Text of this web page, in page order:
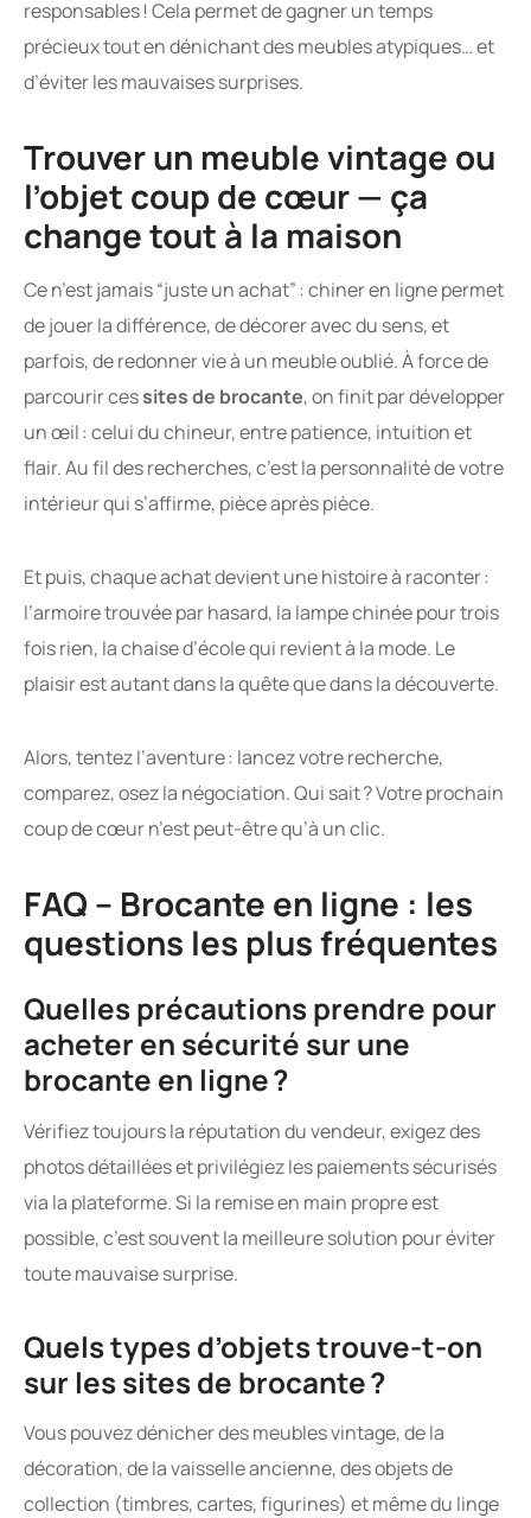
responsables ! Cela permet de gagner un temps
précieux tout en dénichant des meubles atypiques… et
d’éviter les mauvaises surprises.
Trouver un meuble vintage ou
l’objet coup de cœur — ça
change tout à la maison
Ce n’est jamais “juste un achat” : chiner en ligne permet
de jouer la différence, de décorer avec du sens, et
parfois, de redonner vie à un meuble oublié. À force de
parcourir cessites de brocante, on finit par développer
un œil : celui du chineur, entre patience, intuition et
flair. Au fil des recherches, c’est la personnalité de votre
intérieur qui s’affirme, pièce après pièce.
Et puis, chaque achat devient une histoire à raconter :
l’armoire trouvée par hasard, la lampe chinée pour trois
fois rien, la chaise d’école qui revient à la mode. Le
plaisir est autant dans la quête que dans la découverte.
Alors, tentez l’aventure : lancez votre recherche,
comparez, osez la négociation. Qui sait ? Votre prochain
coup de cœur n’est peut-être qu’à un clic.
FAQ – Brocante en ligne : les
questions les plus fréquentes
Quelles précautions prendre pour
acheter en sécurité sur une
brocante en ligne ?
Vérifiez toujours la réputation du vendeur, exigez des
photos détaillées et privilégiez les paiements sécurisés
via la plateforme. Si la remise en main propre est
possible, c’est souvent la meilleure solution pour éviter
toute mauvaise surprise.
Quels types d’objets trouve-t-on
sur les sites de brocante ?
Vous pouvez dénicher des meubles vintage, de la
décoration, de la vaisselle ancienne, des objets de
collection (timbres, cartes, figurines) et même du linge